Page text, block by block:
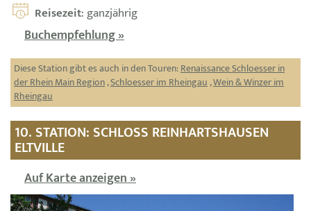
Reisezeit: ganzjährig
Buchempfehlung »
Diese Station gibt es auch in den Touren:Renaissance Schloesser in
der Rhein Main Region,Schloesser im Rheingau,Wein & Winzer im
Rheingau
10. STATION: SCHLOSS REINHARTSHAUSEN
ELTVILLE
Auf Karte anzeigen »